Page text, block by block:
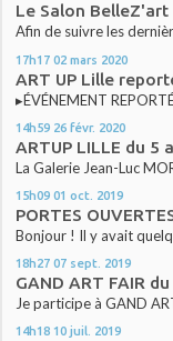
Le Salon
Afin de suivre les
17h17 02 mars 2020
ART UP Lille
▸ÉVÉNEMENT
14h59 26 févr. 2020
ARTUP LILLE du 5
La Galerie Jean-Luc
15h09 01 oct. 2019
PORTES
Bonjour ! Il y avait
18h27 07 sept. 2019
GAND ART FAIR
Je participe à GAND
14h18 10 juil. 2019